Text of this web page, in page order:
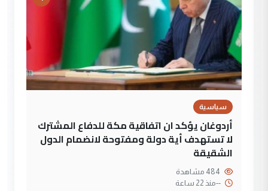
سياسية
أردوغان يؤكد ان اتفاقية مكة للدفاع المشترك
لا تستهدف أية دولة ومفتوحة لانضمام الدول
الشقيقة
--منذ 22 ساعة